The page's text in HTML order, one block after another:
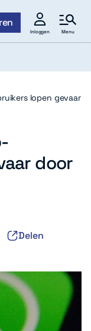
Inloggen Menu
lopen gevaar
door
Delen